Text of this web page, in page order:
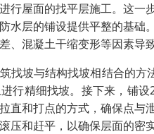
行屋面的找平层施工。这
水层的铺设提供平整的基
、混凝土干缩变形等因素导
找坡与结构找坡相结合的
行精细找坡。接下来，铺
直和打点的方式，确保点
压和赶平，以确保层面的密实